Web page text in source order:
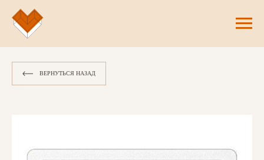
ВЕРНУТЬСЯ НАЗАД